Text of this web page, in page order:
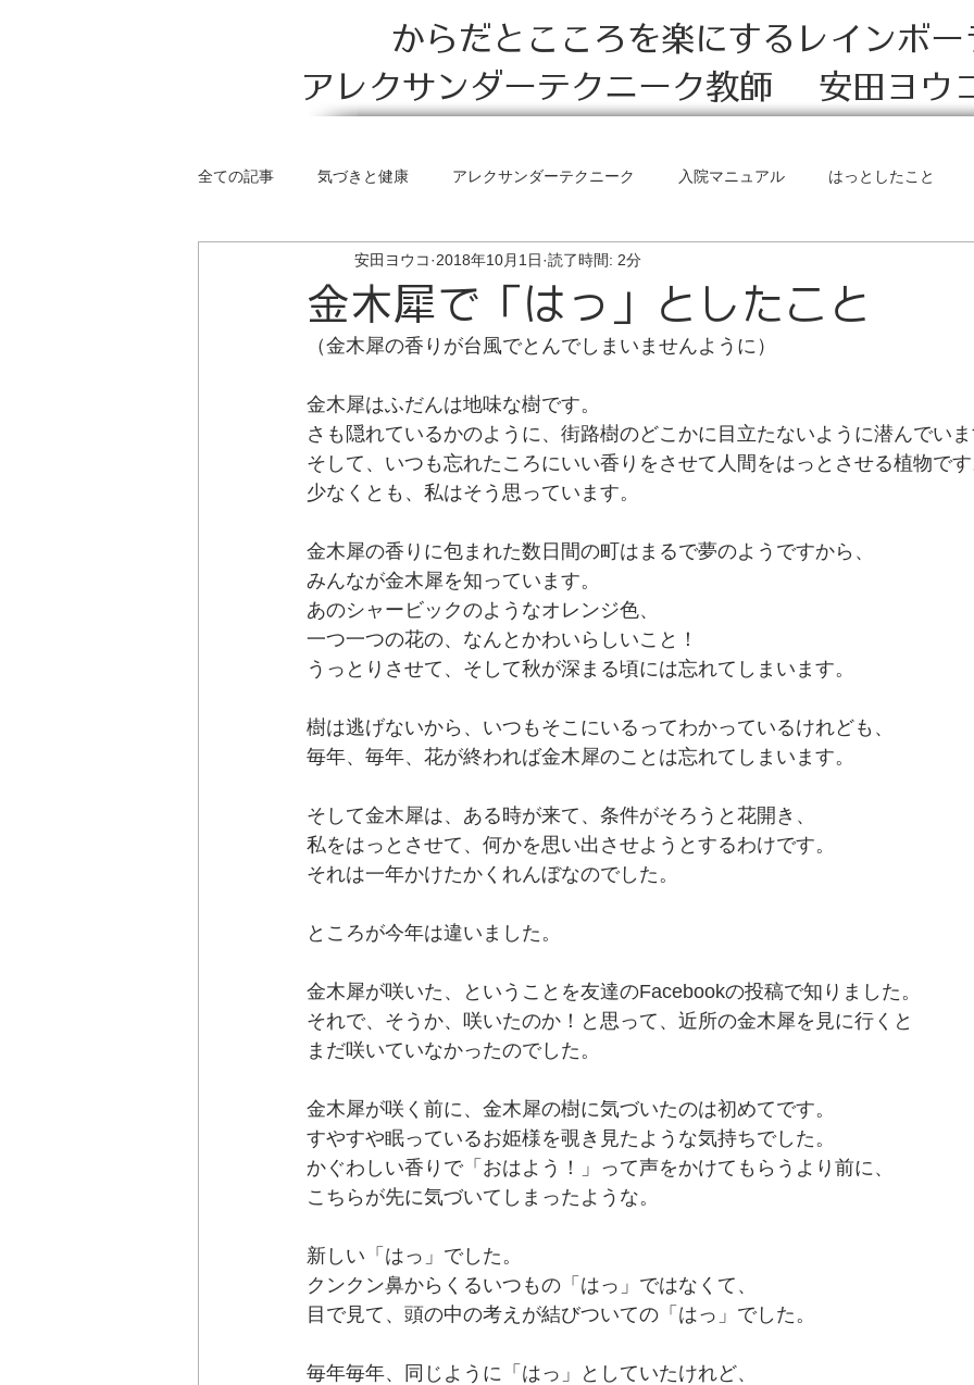
からだとこころを楽にするレインボー
アレクサンダーテクニーク教師 安田ヨウ
全ての記事 気づきと健康 アレクサンダーテクニーク 入院マニュアル はっとしたこと
サイレントウェイとガテーニョ理論 リビング・イン・ア・ボディ
金木犀で「はっ」としたこと
安田ヨウコ 2018年10月1日 読了時間: 2分
（金木犀の香りが台風でとんでしまいませんように）
金木犀はふだんは地味な樹です。
さも隠れているかのように、街路樹のどこかに目立たないように潜んでい
そして、いつも忘れたころにいい香りをさせて人間をはっとさせる植物で
少なくとも、私はそう思っています。
金木犀の香りに包まれた数日間の町はまるで夢のようですから、
みんなが金木犀を知っています。
あのシャービックのようなオレンジ色、
一つ一つの花の、なんとかわいらしいこと！
うっとりさせて、そして秋が深まる頃には忘れてしまいます。
樹は逃げないから、いつもそこにいるってわかっているけれども、
毎年、毎年、花が終われば金木犀のことは忘れてしまいます。
そして金木犀は、ある時が来て、条件がそろうと花開き、
私をはっとさせて、何かを思い出させようとするわけです。
それは一年かけたかくれんぼなのでした。
ところが今年は違いました。
金木犀が咲いた、ということを友達のFacebookの投稿で知りました。
それで、そうか、咲いたのか！と思って、近所の金木犀を見に行くと
まだ咲いていなかったのでした。
金木犀が咲く前に、金木犀の樹に気づいたのは初めてです。
すやすや眠っているお姫様を覗き見たような気持ちでした。
かぐわしい香りで「おはよう！」って声をかけてもらうより前に、
こちらが先に気づいてしまったような。
新しい「はっ」でした。
クンクン鼻からくるいつもの「はっ」ではなくて、
目で見て、頭の中の考えが結びついての「はっ」でした。
毎年毎年、同じように「はっ」としていたけれど、